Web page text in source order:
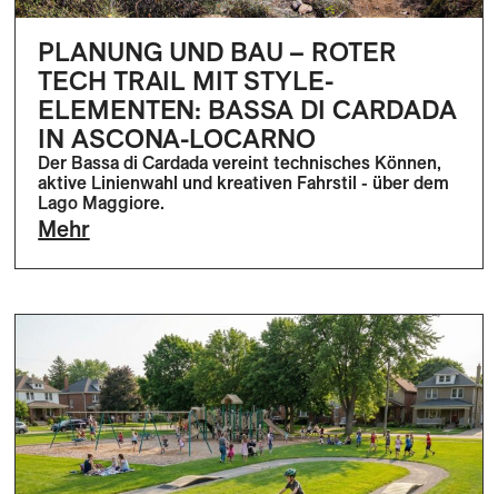
PLANUNG UND BAU – ROTER
TECH TRAIL MIT STYLE-
ELEMENTEN: BASSA DI CARDADA
IN ASCONA-LOCARNO
Der Bassa di Cardada vereint technisches Können,
aktive Linienwahl und kreativen Fahrstil - über dem
Lago Maggiore.
Mehr